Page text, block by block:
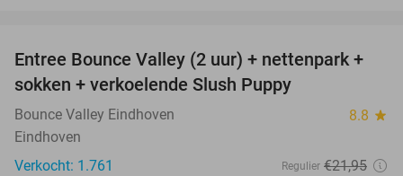
46%
Entree Bounce Valley (2 uur) + nettenpark +
sokken + verkoelende Slush Puppy
Bounce Valley Eindhoven 8.8 star
Eindhoven
Verkocht: 1.761
Regulier €21,95